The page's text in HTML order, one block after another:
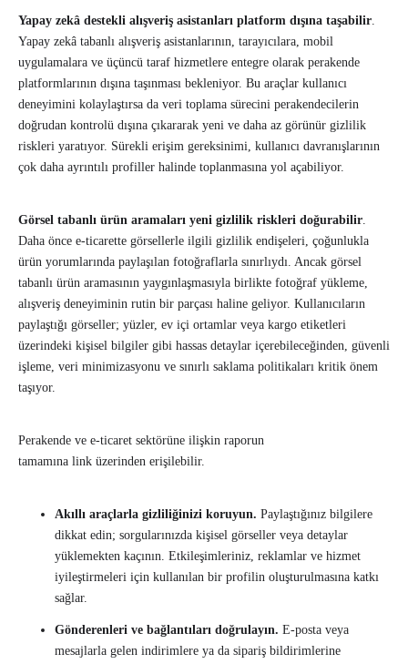
Yapay zekâ destekli alışveriş asistanları platform dışına taşabilir.
Yapay zekâ tabanlı alışveriş asistanlarının, tarayıcılara, mobil
uygulamalara ve üçüncü taraf hizmetlere entegre olarak perakende
platformlarının dışına taşınması bekleniyor. Bu araçlar kullanıcı
deneyimini kolaylaştırsa da veri toplama sürecini perakendecilerin
doğrudan kontrolü dışına çıkararak yeni ve daha az görünür gizlilik
riskleri yaratıyor. Sürekli erişim gereksinimi, kullanıcı davranışlarının
çok daha ayrıntılı profiller halinde toplanmasına yol açabiliyor.
Görsel tabanlı ürün aramaları yeni gizlilik riskleri doğurabilir.
Daha önce e-ticarette görsellerle ilgili gizlilik endişeleri, çoğunlukla
ürün yorumlarında paylaşılan fotoğraflarla sınırlıydı. Ancak görsel
tabanlı ürün aramasının yaygınlaşmasıyla birlikte fotoğraf yükleme,
alışveriş deneyiminin rutin bir parçası haline geliyor. Kullanıcıların
paylaştığı görseller; yüzler, ev içi ortamlar veya kargo etiketleri
üzerindeki kişisel bilgiler gibi hassas detaylar içerebileceğinden, güvenli
işleme, veri minimizasyonu ve sınırlı saklama politikaları kritik önem
taşıyor.
Perakende ve e-ticaret sektörüne ilişkin raporun
tamamına link üzerinden erişilebilir.
Akıllı araçlarla gizliliğinizi koruyun. Paylaştığınız bilgilere
dikkat edin; sorgularınızda kişisel görseller veya detaylar
yüklemekten kaçının. Etkileşimleriniz, reklamlar ve hizmet
iyileştirmeleri için kullanılan bir profilin oluşturulmasına katkı
sağlar.
Gönderenleri ve bağlantıları doğrulayın. E-posta veya
mesajlarla gelen indirimlere ya da sipariş bildirimlerine